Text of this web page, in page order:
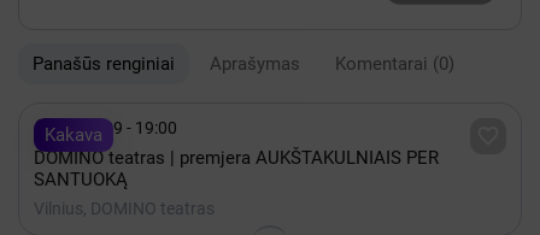
Panašūs renginiai Aprašymas Komentarai (0)
Kakava
 Spalis 29 - 19:00
DOMINO teatras | premjera AUKŠTAKULNIAIS PER
SANTUOKĄ
Vilnius, DOMINO teatras